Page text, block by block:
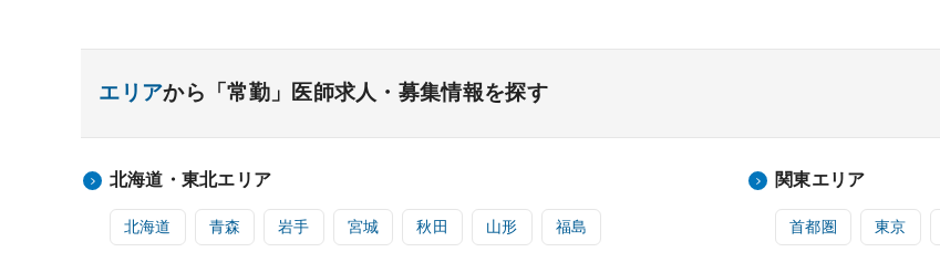
エリアから「常勤」医師求人・募集情報を探す
北海道・東北エリア
北海道 青森 岩手 宮城 秋田 山形 福島
関東エリア
首都圏 東京